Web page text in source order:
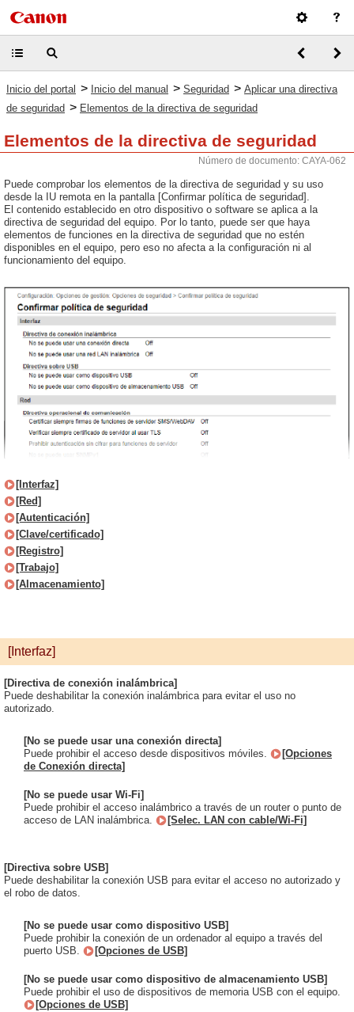
Inicio del portal > Inicio del manual > Seguridad > Aplicar una directiva
de seguridad > Elementos de la directiva de seguridad
Elementos de la directiva de seguridad
Número de documento: CAYA-062
Puede comprobar los elementos de la directiva de seguridad y su uso
desde la IU remota en la pantalla [Confirmar política de seguridad].
El contenido establecido en otro dispositivo o software se aplica a la
directiva de seguridad del equipo. Por lo tanto, puede ser que haya
elementos de funciones en la directiva de seguridad que no estén
disponibles en el equipo, pero eso no afecta a la configuración ni al
funcionamiento del equipo.
[Interfaz]
[Red]
[Autenticación]
[Clave/certificado]
[Registro]
[Trabajo]
[Almacenamiento]
[Interfaz]
[Directiva de conexión inalámbrica]
Puede deshabilitar la conexión inalámbrica para evitar el uso no
autorizado.
[No se puede usar una conexión directa]
Puede prohibir el acceso desde dispositivos móviles.
[Opciones
de Conexión directa]
[No se puede usar Wi-Fi]
Puede prohibir el acceso inalámbrico a través de un router o punto de
acceso de LAN inalámbrica.
[Selec. LAN con cable/Wi-Fi]
[Directiva sobre USB]
Puede deshabilitar la conexión USB para evitar el acceso no autorizado y
el robo de datos.
[No se puede usar como dispositivo USB]
Puede prohibir la conexión de un ordenador al equipo a través del
puerto USB.
[Opciones de USB]
[No se puede usar como dispositivo de almacenamiento USB]
Puede prohibir el uso de dispositivos de memoria USB con el equipo.
[Opciones de USB]